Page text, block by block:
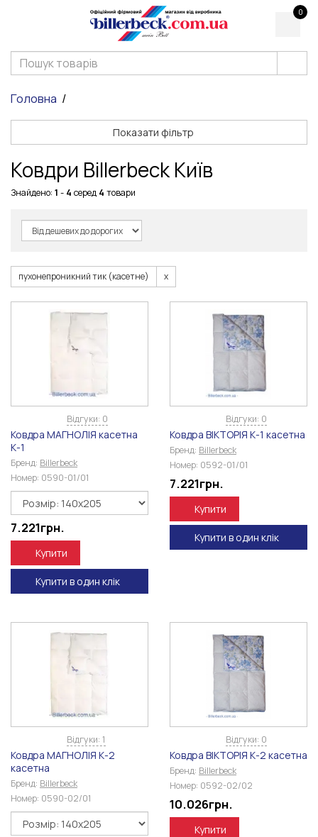
0
Головна
Показати фільтр
Ковдри Billerbeck Київ
Знайдено: 1 - 4 серед 4 товари
пухонепроникний тик (касетне)
Відгуки: 0
Ковдра МАГНОЛІЯ касетна
К-1
Бренд: Billerbeck
Номер: 0590-01/01
7.221грн.
Купити
Купити в один клік
Відгуки: 0
Ковдра ВІКТОРІЯ К-1 касетна
Бренд: Billerbeck
Номер: 0592-01/01
7.221грн.
Купити
Купити в один клік
Відгуки: 1
Ковдра МАГНОЛІЯ К-2
касетна
Бренд: Billerbeck
Номер: 0590-02/01
Відгуки: 0
Ковдра ВІКТОРІЯ К-2 касетна
Бренд: Billerbeck
Номер: 0592-02/02
10.026грн.
Купити